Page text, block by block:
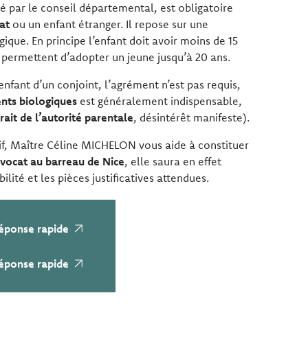
par le conseil départemental, est obligatoire
ou un enfant étranger. Il repose sur une
En principe l’enfant doit avoir moins de 15
d’adopter un jeune jusqu’à 20 ans.
d’un conjoint, l’agrément n’est pas requis,
biologiques est généralement indispensable,
de l’autorité parentale, désintérêt manifeste).
Maître Céline MICHELON vous aide à constituer
au barreau de Nice, elle saura en effet
et les pièces justificatives attendues.
rapide
rapide